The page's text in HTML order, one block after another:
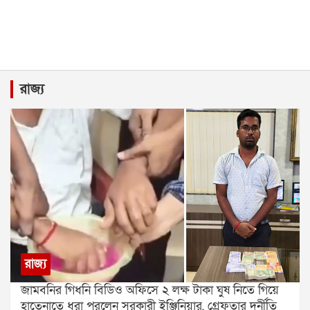
রাজ্য
রাজ্য
জামবনির গিধনি বিডিও অফিসে ২ লক্ষ টাকা ঘুষ নিতে গিয়ে
হাতেনাতে ধরা পরলেন সরকারী ইঞ্জিনিয়ার, গ্রেফতার দুর্নীতি